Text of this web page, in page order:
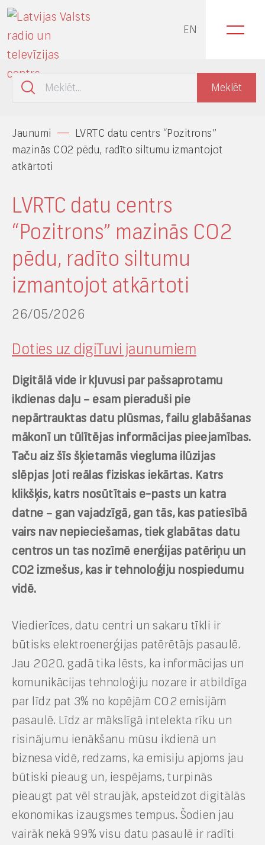
EN
Jaunumi
LVRTC datu centrs “Pozitrons”
mazinās CO2 pēdu, radīto siltumu izmantojot
atkārtoti
LVRTC datu centrs
“Pozitrons” mazinās CO2
pēdu, radīto siltumu
izmantojot atkārtoti
26/05/2026
Doties uz digiTuvi jaunumiem
Digitālā vide ir kļuvusi par pašsaprotamu
ikdienas daļu – esam pieraduši pie
nepārtrauktas datu plūsmas, failu glabāšanas
mākonī un tūlītējas informācijas pieejamības.
Taču aiz šīs šķietamās viegluma ilūzijas
slēpjas ļoti reālas fiziskas iekārtas. Katrs
klikšķis, katrs nosūtītais e-pasts un katra
datne – gan vajadzīgā, gan tās, kas patiesībā
vairs nav nepieciešamas, tiek glabātas datu
centros un tas nozīmē enerģijas patēriņu un
CO2 izmešus, kas ir tehnoloģiju nospiedumu
vidē.
Viedierīces, datu centri un sakaru tīkli ir
būtisks elektroenerģijas patērētājs pasaulē.
Jau 2020. gadā tika lēsts, ka informācijas un
komunikācijas tehnoloģiju nozare ir atbildīga
par līdz pat 3% no kopējām CO2 emisijām
pasaulē. Līdz ar mākslīgā intelekta rīku un
risinājumu ienākšanu mūsu ikdienā un
biznesa vidē, redzams, ka emisiju apjoms jau
būtiski pieaug un, iespējams, turpinās
pieaugt pat vēl straujāk, apsteidzot digitālās
ekonomikas izaugsmes tempus. Šodien jau
vairāk nekā 99% visu datu pasaulē ir radīti